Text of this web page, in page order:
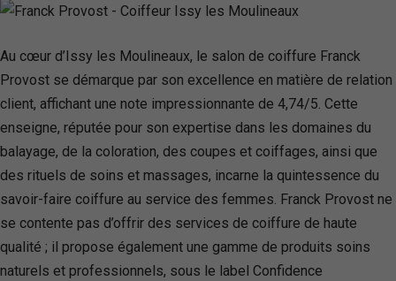
Au cœur d’Issy les Moulineaux, le salon de coiffure Franck
Provost se démarque par son excellence en matière de relation
client, affichant une note impressionnante de 4,74/5. Cette
enseigne, réputée pour son expertise dans les domaines du
balayage, de la coloration, des coupes et coiffages, ainsi que
des rituels de soins et massages, incarne la quintessence du
savoir-faire coiffure au service des femmes. Franck Provost ne
se contente pas d’offrir des services de coiffure de haute
qualité ; il propose également une gamme de produits soins
naturels et professionnels, sous le label Confidence